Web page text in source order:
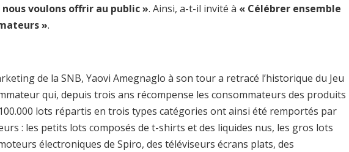
voulons offrir au public ». Ainsi, a-t-il invité à « Célébrer ensemble
».
de la SNB, Yaovi Amegnaglo à son tour a retracé l’historique du Jeu
qui, depuis trois ans récompense les consommateurs des produits
lots répartis en trois types catégories ont ainsi été remportés par
: les petits lots composés de t-shirts et des liquides nus, les gros lots
électroniques de Spiro, des téléviseurs écrans plats, des